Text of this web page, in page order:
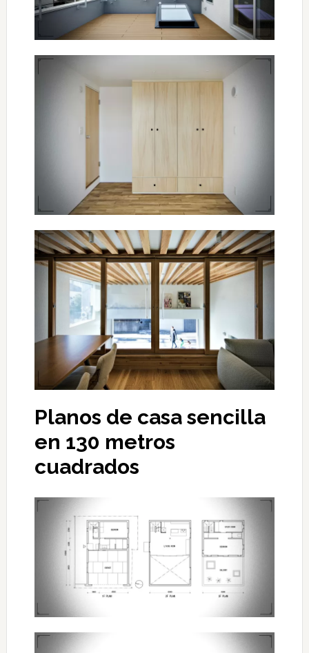
Planos de casa sencilla
en 130 metros
cuadrados